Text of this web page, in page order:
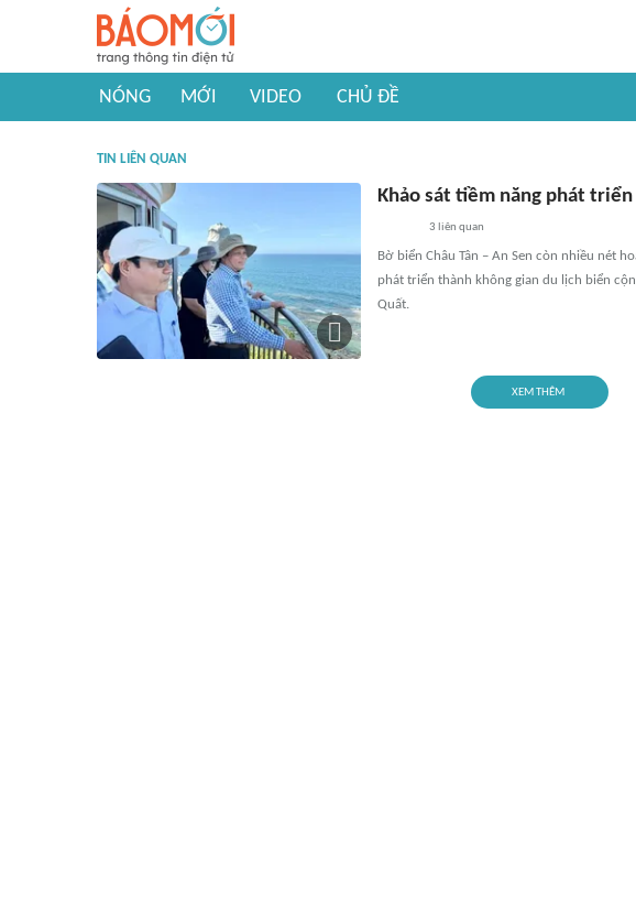
NÓNG MỚI VIDEO CHỦ ĐỀ
TIN LIÊN QUAN
Khảo sát tiềm năng phát
3 liên quan
Bờ biển Châu Tân – An Sen còn nhiều nét
phát triển thành không gian du lịch biển
Quất.
XEM THÊM